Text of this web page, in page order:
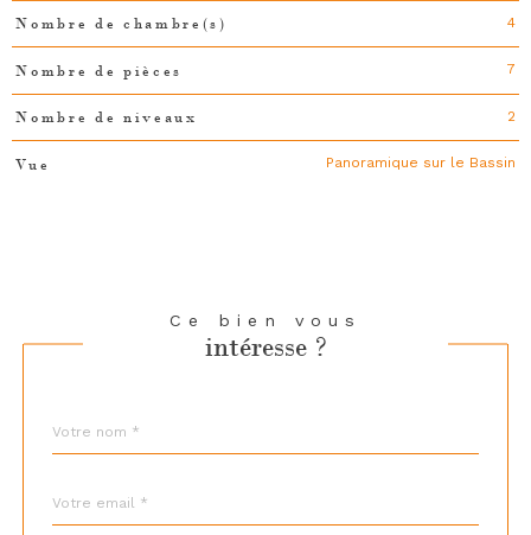
Nombre de chambre(s) 4
Nombre de pièces 7
Nombre de niveaux 2
Vue Panoramique sur le Bassin
Ce bien vous
intéresse ?
par
*
*